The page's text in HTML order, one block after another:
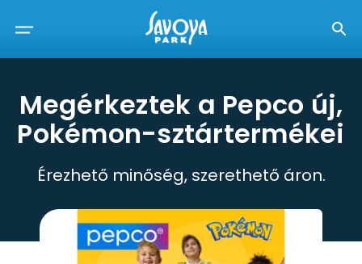
Megérkeztek a Pepco új,
Pokémon-sztártermékei
Érezhető minőség, szerethető áron.